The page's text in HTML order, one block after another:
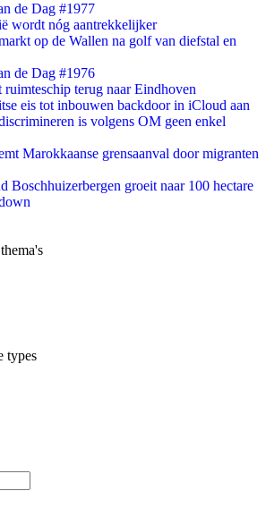
de Dag #1977
wordt nóg aantrekkelijker
op de Wallen na golf van diefstal en
de Dag #1976
terug naar Eindhoven
eis tot inbouwen backdoor in iCloud aan
is volgens OM geen enkel
Marokkaanse grensaanval door migranten
Boschhuizerbergen groeit naar 100 hectare
types